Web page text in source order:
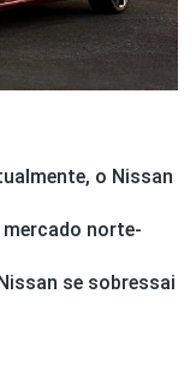
o Nissan
norte-
se sobressai